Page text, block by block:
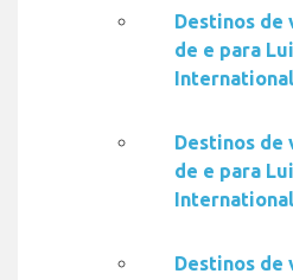
Destinos de
de e para
Destinos de
de e para
Destinos de